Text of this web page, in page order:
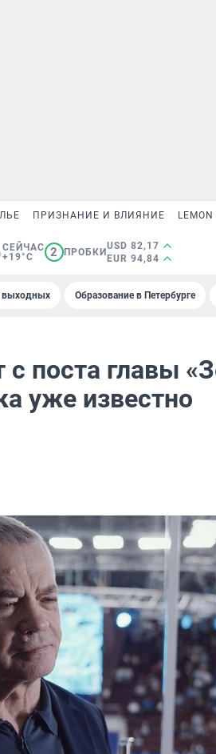
ПРИЗНАНИЕ И ВЛИЯНИЕ
СЕЙЧАС
+19°C
2 ПРОБКИ
USD 82,17
EUR 94,84
выходных Образование в Петербурге
поста главы
уже известно